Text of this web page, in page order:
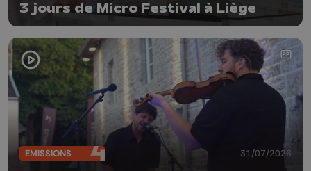
3 jours de Micro Festival à Liège
ÉMISSIONS 31/07/2026